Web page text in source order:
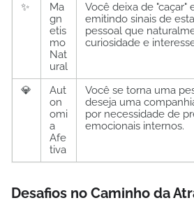
✨
Ma
gn
etis
mo
Nat
ural
Você deixa de "caçar"
emitindo sinais de
pessoal que
curiosidade e
💎
Aut
on
omi
a
Afe
tiva
Você se torna uma
deseja uma
por necessidade de
emocionais internos.
Desafios no Caminho da